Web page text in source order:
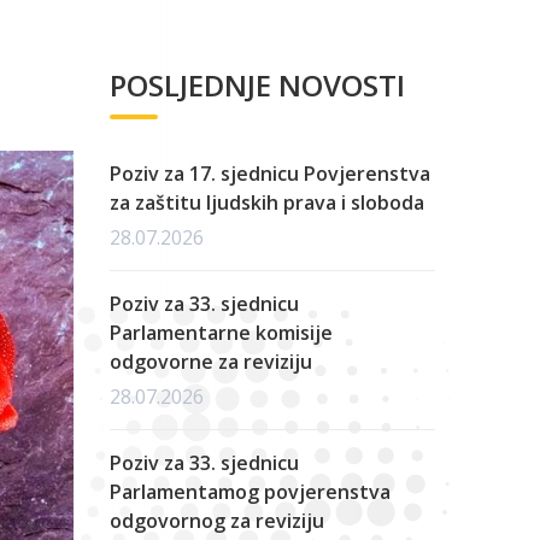
POSLJEDNJE NOVOSTI
Poziv za 17. sjednicu Povjerenstva
za zaštitu ljudskih prava i sloboda
28.07.2026
Poziv za 33. sjednicu
Parlamentarne komisije
odgovorne za reviziju
28.07.2026
Poziv za 33. sjednicu
Parlamentamog povjerenstva
odgovornog za reviziju